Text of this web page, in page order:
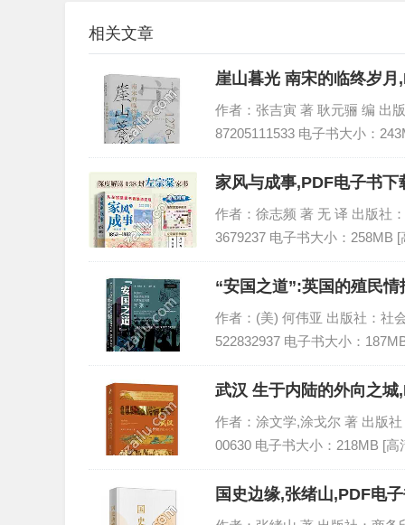
相关文章
崖山暮光 南宋的临终岁
作者：张吉寅 著 耿元骊 编 出
87205111533 电子书大小：
家风与成事,PDF电子书
作者：徐志频 著 无 译 出版社
3679237 电子书大小：258MB
“安国之道”:英国的殖民
作者：(美) 何伟亚 出版社：社
522832937 电子书大小：
武汉 生于内陆的外向之
作者：涂文学,涂戈尔 著 出版
00630 电子书大小：218MB [
国史边缘,张绪山,PDF电